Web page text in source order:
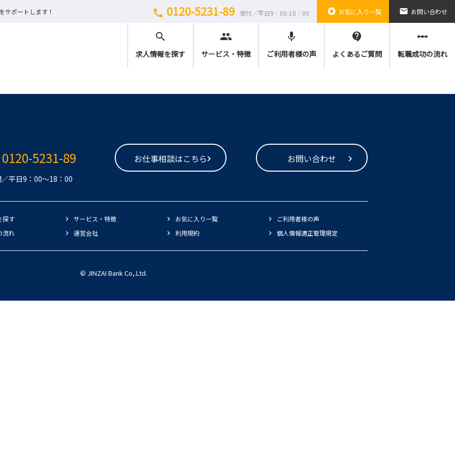
サポートします！ call 0120-5231-89 受付／平日9：00-18：00 stars お気に入り一覧 email お問い合わせ
search
求人情報を探す
people
サービス・特徴
mic
ご利用者様の声
contact_support
よくあるご質問
linear_scale
転職成功の流れ
0120-5231-89
平日9：00～18：00
お仕事相談はこちら お問い合わせ
探す サービス・特徴 お気に入り一覧
ご利用者様の声
流れ 運営会社 利用規約 個人情報適正管理規定
© JINZAI Bank Co,.Ltd.